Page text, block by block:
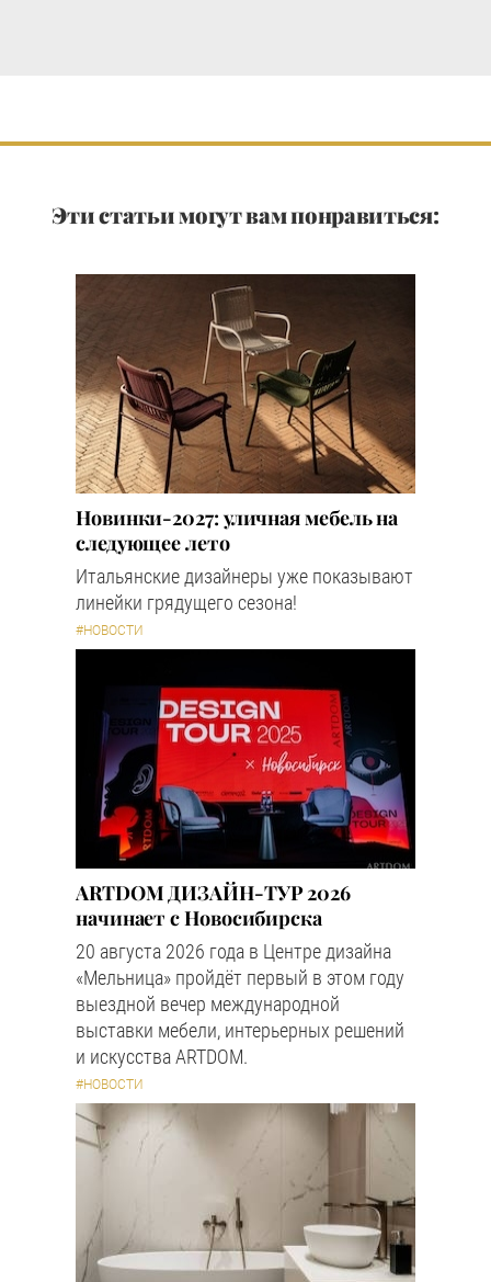
Эти статьи могут вам понравиться:
Новинки-2027: уличная мебель на
следующее лето
Итальянские дизайнеры уже показывают
линейки грядущего сезона!
#НОВОСТИ
ARTDOM ДИЗАЙН-ТУР 2026
начинает с Новосибирска
20 августа 2026 года в Центре дизайна
«Мельница» пройдёт первый в этом году
выездной вечер международной
выставки мебели, интерьерных решений
и искусства ARTDOM.
#НОВОСТИ